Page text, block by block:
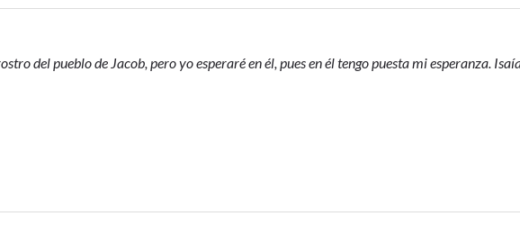
del pueblo de Jacob, pero yo esperaré en él, pues en él tengo puesta mi esperanza.